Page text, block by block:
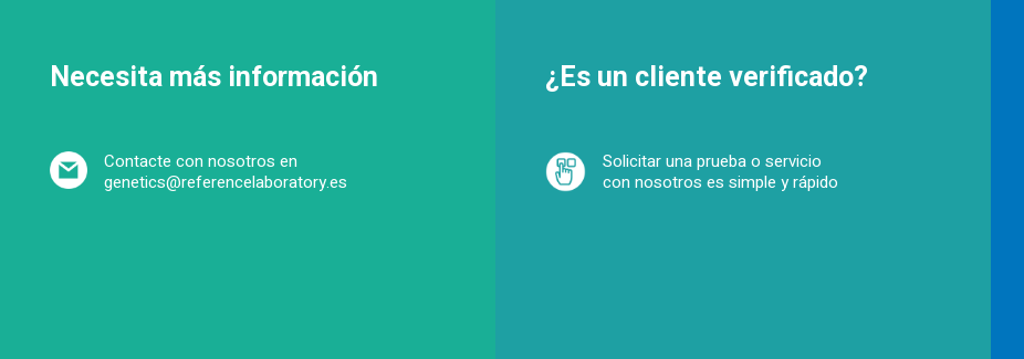
Necesita más información ¿Es un cliente verificado?
Contacte con nosotros en
genetics@referencelaboratory.es
Solicitar una prueba o servicio
con nosotros es simple y rápido